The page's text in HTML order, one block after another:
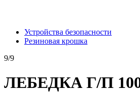
Устройства безопасности
Резиновая крошка
9/9
ЛЕБЕДКА Г/П